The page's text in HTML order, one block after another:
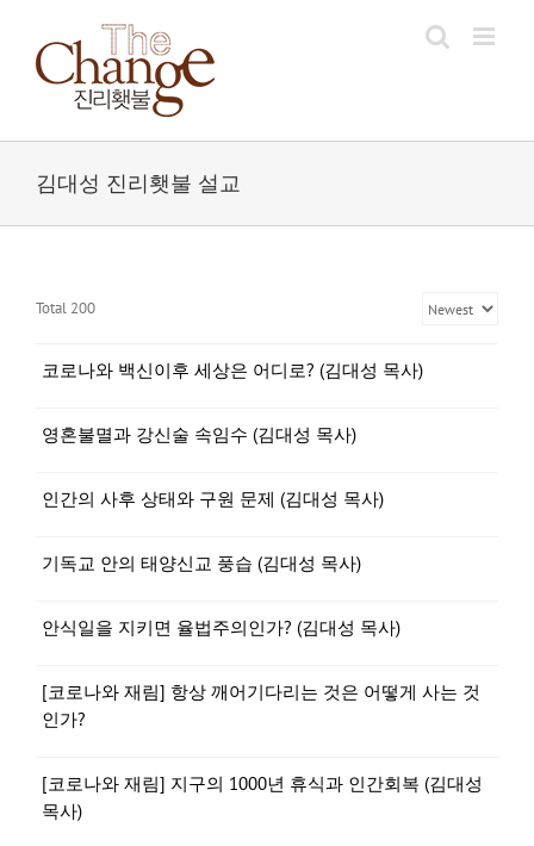
content
김대성 진리횃불 설교
Total 200
코로나와 백신이후 세상은 어디로? (김대성 목사)
영혼불멸과 강신술 속임수 (김대성 목사)
인간의 사후 상태와 구원 문제 (김대성 목사)
기독교 안의 태양신교 풍습 (김대성 목사)
안식일을 지키면 율법주의인가? (김대성 목사)
[코로나와 재림] 항상 깨어기다리는 것은 어떻게 사는 것
인가?
[코로나와 재림] 지구의 1000년 휴식과 인간회복 (김대성
목사)